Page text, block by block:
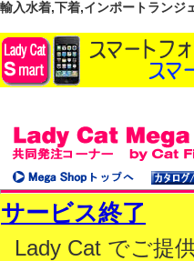
輸入水着,下着,インポートラン
サービス終了
Lady Cat でご提